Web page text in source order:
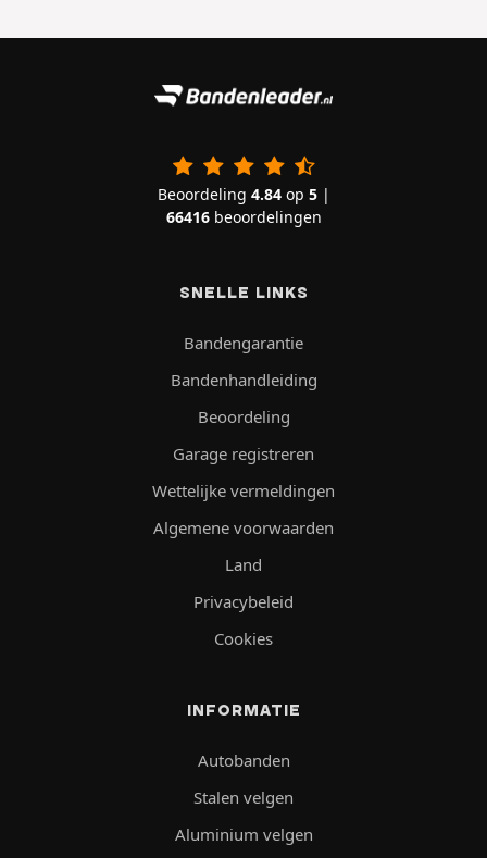
Beoordeling 4.84op 5|
66416beoordelingen
SNELLE LINKS
Bandengarantie
Bandenhandleiding
Beoordeling
Garage registreren
Wettelijke vermeldingen
Algemene voorwaarden
Land
Privacybeleid
Cookies
INFORMATIE
Autobanden
Stalen velgen
Aluminium velgen